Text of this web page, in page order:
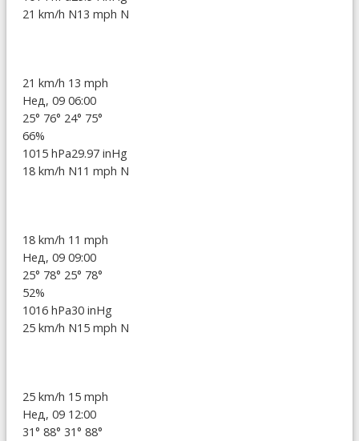
21 km/h N13 mph N
21 km/h 13 mph
Нед, 09 06:00
25° 76° 24° 75°
66%
1015 hPa29.97 inHg
18 km/h N11 mph N
18 km/h 11 mph
Нед, 09 09:00
25° 78° 25° 78°
52%
1016 hPa30 inHg
25 km/h N15 mph N
25 km/h 15 mph
Нед, 09 12:00
31° 88° 31° 88°